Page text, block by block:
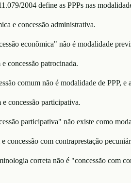
2004 define as PPPs nas
e concessão administrativa.
econômica" não é modalidade
concessão patrocinada.
comum não é modalidade de PPP, e
e concessão participativa.
participativa" não existe como
concessão com contraprestação
correta não é "concessão com